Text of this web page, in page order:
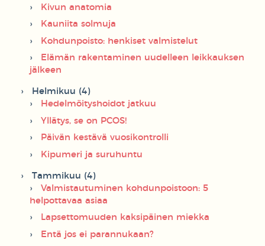
Kivun anatomia
Kauniita solmuja
Kohdunpoisto: henkiset valmistelut
Elämän rakentaminen uudelleen leikkauksen
jälkeen
Helmikuu (4)
Hedelmöityshoidot jatkuu
Yllätys, se on PCOS!
Päivän kestävä vuosikontrolli
Kipumeri ja suruhuntu
Tammikuu (4)
Valmistautuminen kohdunpoistoon: 5
helpottavaa asiaa
Lapsettomuuden kaksipäinen miekka
Entä jos ei parannukaan?